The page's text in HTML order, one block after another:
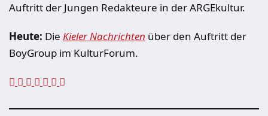
Auftritt der Jungen Redakteure in der ARGEkultur.
Heute: Die Kieler Nachrichten über den Auftritt der
BoyGroup im KulturForum.